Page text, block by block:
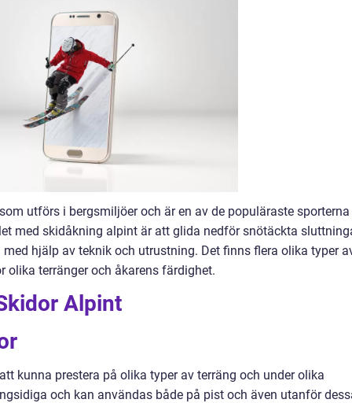
utförs i bergsmiljöer och är en av de populäraste
med skidåkning alpint är att glida nedför snötäckta
hjälp av teknik och utrustning. Det finns flera olika typer
olika terränger och åkarens färdighet.
Alpint
kunna prestera på olika typer av terräng och under olika
och kan användas både på pist och även utanför